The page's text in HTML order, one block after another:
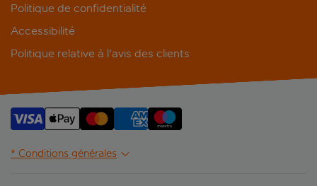
Politique de confidentialité
Accessibilité
Politique relative à l'avis des clients
* Conditions générales